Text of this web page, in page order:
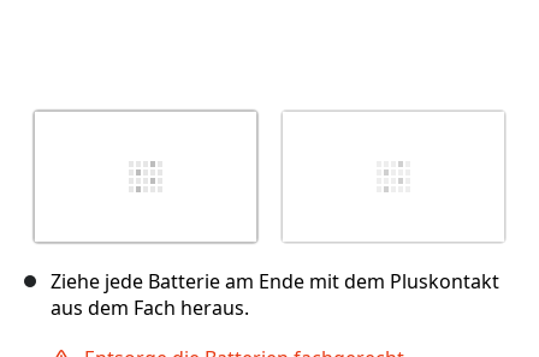
Ziehe jede Batterie am Ende mit dem Pluskontakt
aus dem Fach heraus.